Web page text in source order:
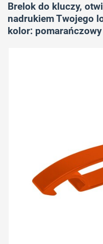
Brelok do kluczy,
nadrukiem Twojego
kolor: pomarańczowy